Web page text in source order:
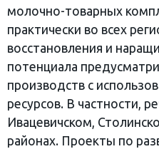
молочно-товарных
практически во всех
восстановления и
потенциала
производств с
ресурсов. В частности,
Ивацевичском,
районах. Проекты по